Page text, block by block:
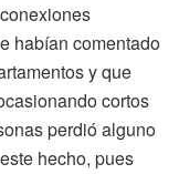
habían comentado
y que
cortos
perdió alguno
hecho, pues